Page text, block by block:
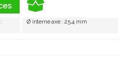
Ø interne axe : 25,4 mm